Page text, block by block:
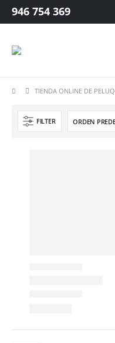
946 754 369
TIENDA ONLINE DE
FILTER